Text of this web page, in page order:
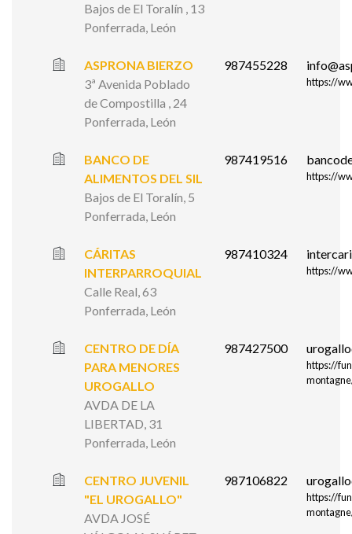
Bajos de El Toralín , 13
Ponferrada, León
ASPRONA BIERZO
3ª Avenida Poblado
de Compostilla , 24
Ponferrada, León
987455228
https://
BANCO DE
ALIMENTOS DEL SIL
Bajos de El Toralín, 5
Ponferrada, León
987419516
https://
CÁRITAS
INTERPARROQUIAL
Calle Real, 63
Ponferrada, León
987410324
https://
CENTRO DE DÍA
PARA MENORES
UROGALLO
AVDA DE LA
LIBERTAD, 31
Ponferrada, León
987427500
https://
CENTRO JUVENIL
"EL UROGALLO"
AVDA JOSÉ
987106822
https://